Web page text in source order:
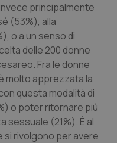
principalmente
(53%), alla
o a un senso di
delle 200 donne
Fra le donne
molto apprezzata la
questa modalità di
o poter ritornare più
sessuale (21%). È al
si rivolgono per avere